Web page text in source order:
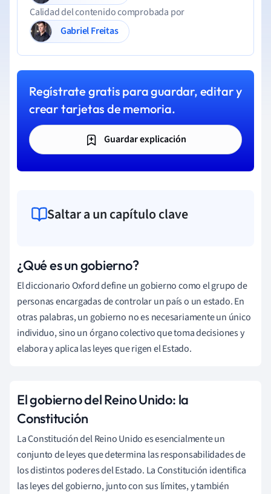
Calidad del contenido comprobada por
Gabriel Freitas
Regístrate gratis para guardar, editar y
crear tarjetas de memoria.
Guardar explicación
Saltar a un capítulo clave
¿Qué es un gobierno?
El diccionario Oxford define un gobierno como el grupo de
personas encargadas de controlar un país o un estado. En
otras palabras, un gobierno no es necesariamente un único
individuo, sino un órgano colectivo que toma decisiones y
elabora y aplica las leyes que rigen el Estado.
El gobierno del Reino Unido: la
Constitución
La Constitución del Reino Unido es esencialmente un
conjunto de leyes que determina las responsabilidades de
los distintos poderes del Estado. La Constitución identifica
las leyes del gobierno, junto con sus límites, y también